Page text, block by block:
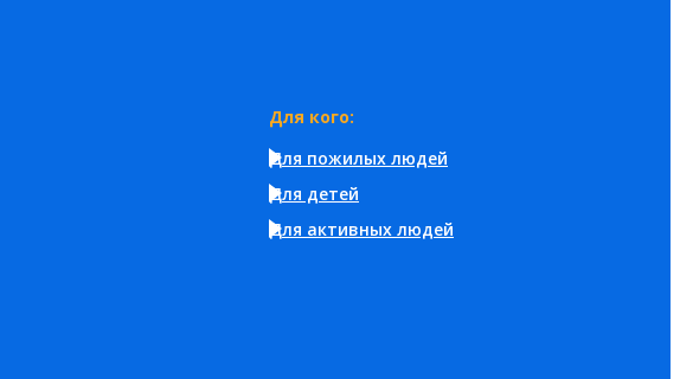
Для кого:
Для пожилых людей
Для детей
Для активных людей